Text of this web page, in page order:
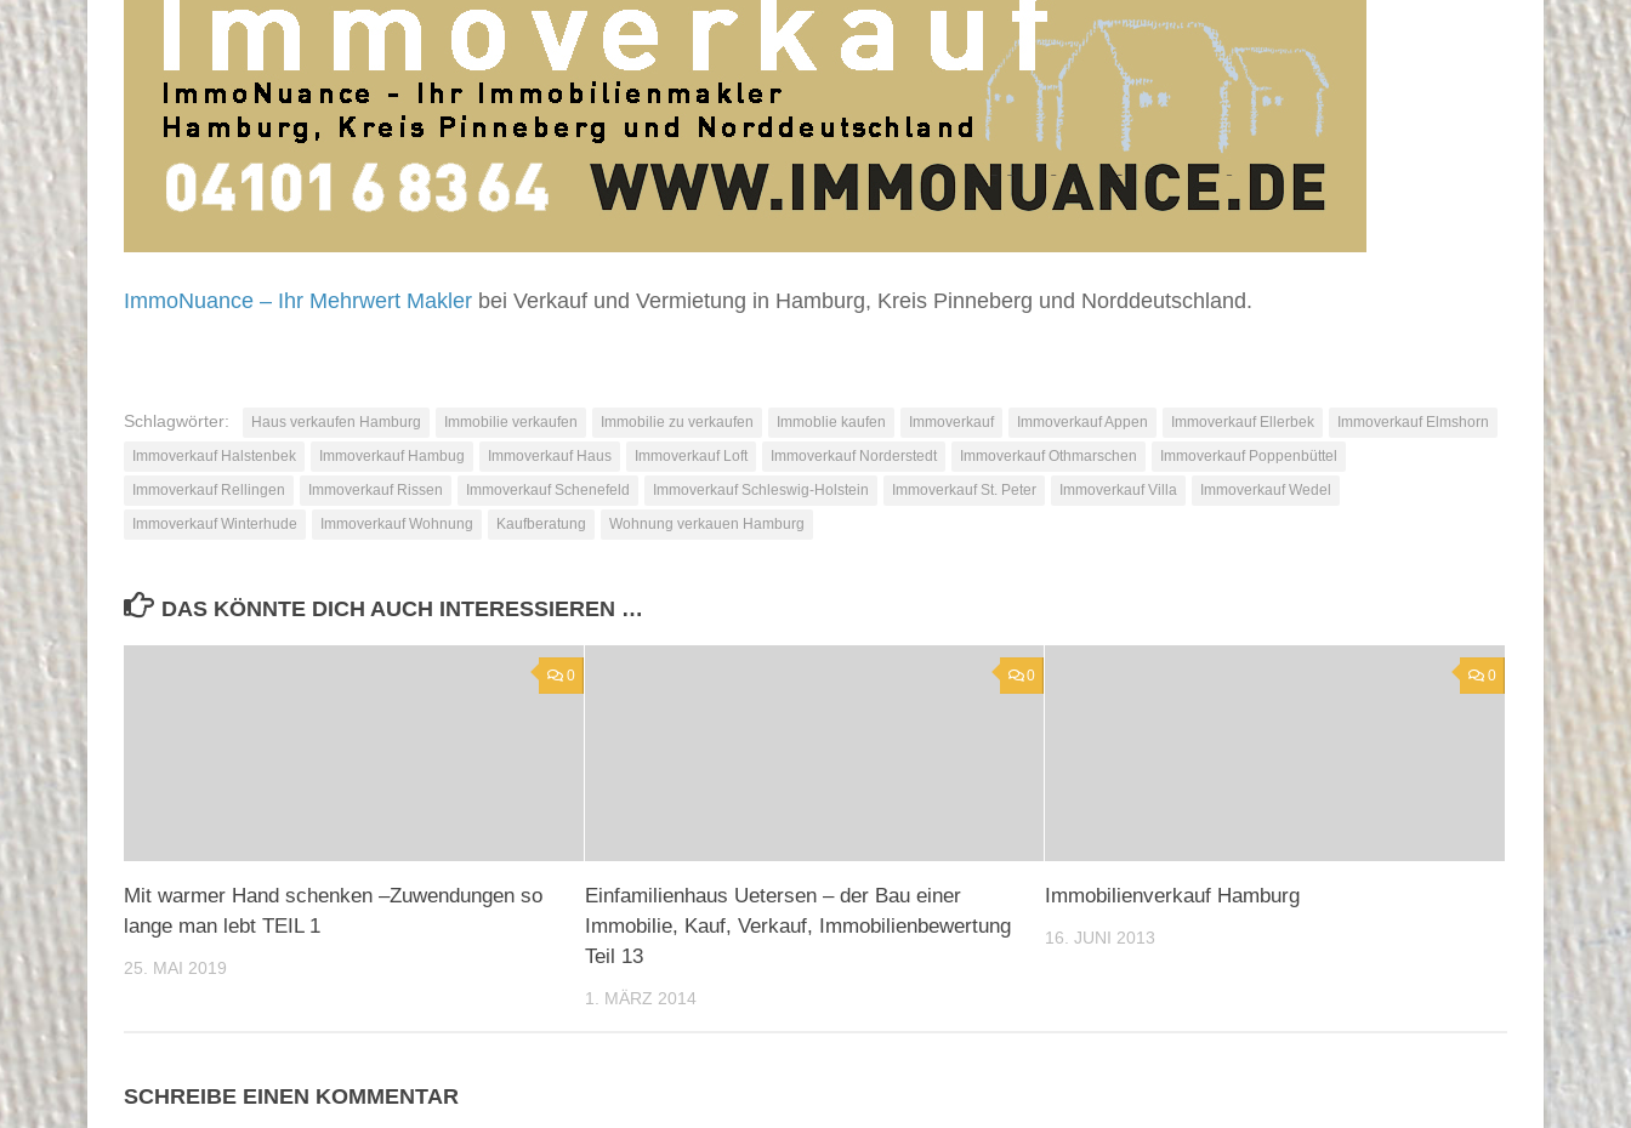
ImmoNuance – Ihr Mehrwert Makler bei Verkauf und Vermietung in Hamburg, Kreis Pinneberg und Norddeutschland.
Schlagwörter: Haus verkaufen Hamburg Immobilie verkaufen Immobilie zu verkaufen Immoblie kaufen Immoverkauf Immoverkauf Appen Immoverkauf Ellerbek
Immoverkauf Elmshorn
Immoverkauf Halstenbek
Immoverkauf Hambug Immoverkauf Haus Immoverkauf Loft Immoverkauf Norderstedt Immoverkauf Othmarschen
Immoverkauf Poppenbüttel
Immoverkauf Rellingen
Immoverkauf Rissen Immoverkauf Schenefeld Immoverkauf Schleswig-Holstein Immoverkauf St. Peter Immoverkauf Villa
Immoverkauf Wedel
Immoverkauf Winterhude
Immoverkauf Wohnung Kaufberatung Wohnung verkauen Hamburg
DAS KÖNNTE DICH AUCH INTERESSIEREN …
0
Mit warmer Hand schenken –Zuwendungen so
lange man lebt TEIL 1
25. MAI 2019
0
Einfamilienhaus Uetersen – der Bau einer
Immobilie, Kauf, Verkauf, Immobilienbewertung
Teil 13
1. MÄRZ 2014
0
Immobilienverkauf Hamburg
16. JUNI 2013
SCHREIBE EINEN KOMMENTAR